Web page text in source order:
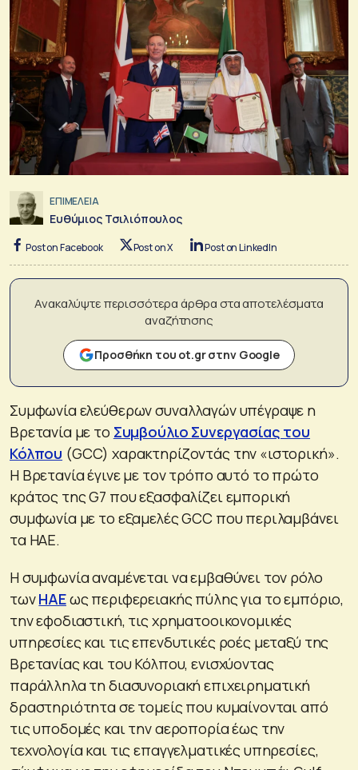
ΕΠΙΜΕΛΕΙΑ
Ευθύμιος Τσιλιόπουλος
Post on Facebook Post on X Post on LinkedIn
Ανακαλύψτε περισσότερα άρθρα στα αποτελέσματα
αναζήτησης
Προσθήκη του ot.gr στην Google
Συμφωνία ελεύθερων συναλλαγών υπέγραψε η
Βρετανία με το Συμβούλιο Συνεργασίας του
Κόλπου (GCC) χαρακτηρίζοντάς την «ιστορική».
Η Βρετανία έγινε με τον τρόπο αυτό το πρώτο
κράτος της G7 που εξασφαλίζει εμπορική
συμφωνία με το εξαμελές GCC που περιλαμβάνει
τα ΗΑΕ.
Η συμφωνία αναμένεται να εμβαθύνει τον ρόλο
τωνΗΑΕως περιφερειακής πύλης για το εμπόριο,
την εφοδιαστική, τις χρηματοοικονομικές
υπηρεσίες και τις επενδυτικές ροές μεταξύ της
Βρετανίας και του Κόλπου, ενισχύοντας
παράλληλα τη διασυνοριακή επιχειρηματική
δραστηριότητα σε τομείς που κυμαίνονται από
τις υποδομές και την αεροπορία έως την
τεχνολογία και τις επαγγελματικές υπηρεσίες,